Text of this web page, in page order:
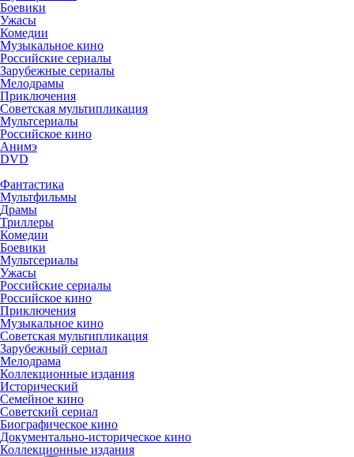
Боевики
Ужасы
Комедии
Музыкальное кино
Российские сериалы
Зарубежные сериалы
Мелодрамы
Приключения
Советская мультипликация
Мультсериалы
Российское кино
Анимэ
DVD
Фантастика
Мультфильмы
Драмы
Триллеры
Комедии
Боевики
Мультсериалы
Ужасы
Российские сериалы
Российское кино
Приключения
Музыкальное кино
Советская мультипликация
Зарубежный сериал
Мелодрама
Коллекционные издания
Исторический
Семейное кино
Советский сериал
Биографическое кино
Документально-историческое кино
Коллекционные издания